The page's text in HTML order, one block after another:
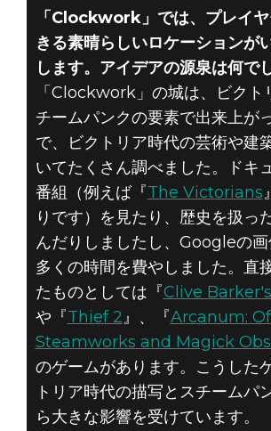
「Clockwork」では、プレイ
きる素晴らしいロケーションが
します。アイデアの源泉は何で
「Clockwork」の城は、ビクト
チームパンクの要素で出来上が
で、ビクトリア時代の芸術や建
いてたくさん調べました。ドキ
番組（例えば『The Victorians
りです）を見たり、歴史を扱っ
んだりしましたし、Googleの画
多くの時間を費やしました。直
たものとしては『Clive
や『Thief 2』、『Arcanum: Of
Steamworks and Magick
のゲームがあります。こうした
トリア時代の描写とスチームパ
ら大きな影響を受けています。